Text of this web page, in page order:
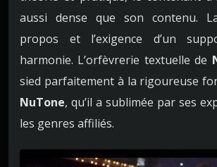
aussi dense que son contenu.
propos et l’exigence d’un
harmonie. L’orfèvrerie textuelle de
sied parfaitement à la rigoureuse
NuTone, qu’il a sublimée par ses
les genres affiliés.